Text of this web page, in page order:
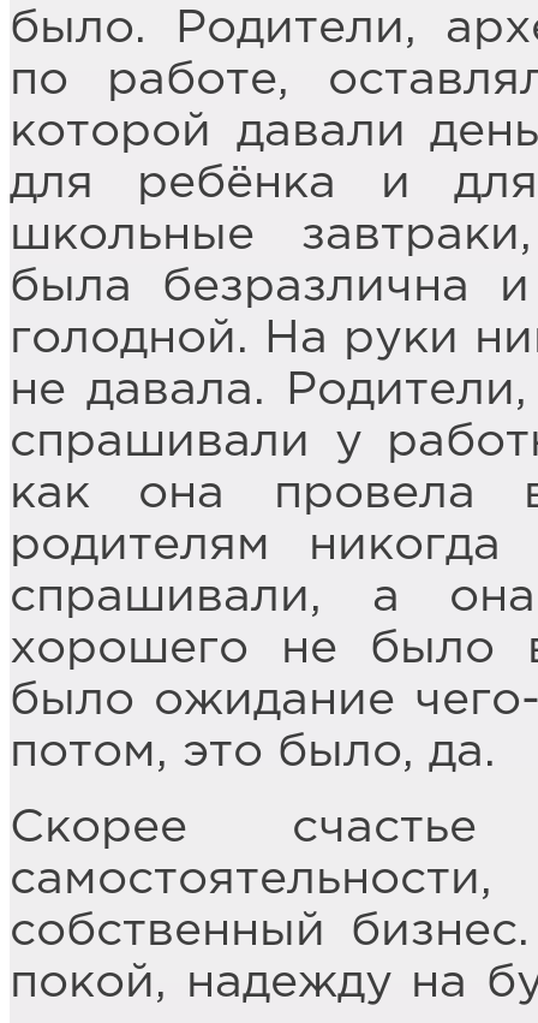
было. Родители,
по работе,
которой давали
для ребёнка и
школьные
была безразлична
голодной. На руки
не давала.
спрашивали у
как она провела
родителям
спрашивали, а
хорошего не было
было ожидание
потом, это было, да.
Скорее
собственный
покой, надежду на